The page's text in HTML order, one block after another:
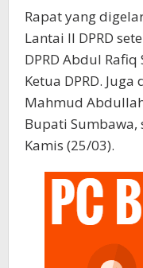
Rapat yang
Lantai II DPRD
DPRD Abdul
Ketua DPRD.
Mahmud
Bupati Sumbawa,
Kamis (25/03).